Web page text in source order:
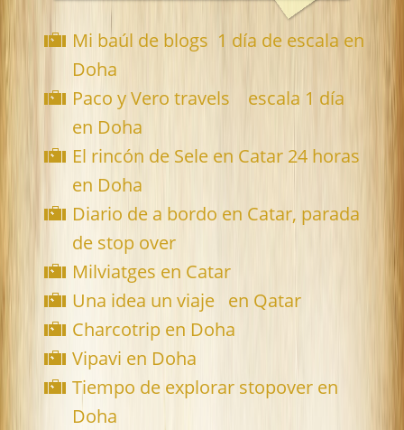
Mi baúl de blogs 1 día de escala en
Doha
Paco y Vero travels escala 1 día
en Doha
El rincón de Sele en Catar 24 horas
en Doha
Diario de a bordo en Catar, parada
de stop over
Milviatges en Catar
Una idea un viaje en Qatar
Charcotrip en Doha
Vipavi en Doha
Tiempo de explorar stopover en
Doha